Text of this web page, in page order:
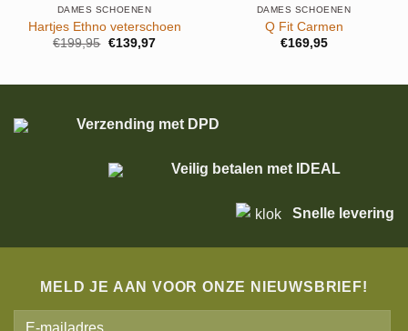
DAMES SCHOENEN
Hartjes Ethno veterschoen
€199,95 Oorspronkelijke
€139,97Huidige
DAMES SCHOENEN
Q Fit Carmen
€169,95
Verzending met DPD
Veilig betalen met IDEAL
Snelle levering
MELD JE AAN VOOR ONZE NIEUWSBRIEF!